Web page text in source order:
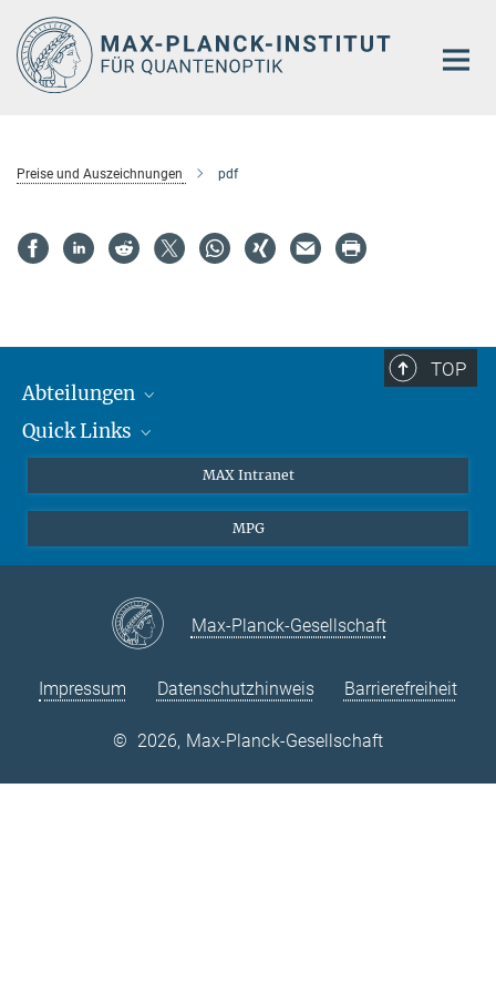
Hauptinhalt
Preise und Auszeichnungen pdf
TOP
Abteilungen
Attosekundenphysik
Quantendynamik
Quick Links
EU-Büro
Kontakt
Instagram
MAX Intranet
MPG
Max-Planck-Gesellschaft
Impressum Datenschutzhinweis Barrierefreiheit
© 2026, Max-Planck-Gesellschaft